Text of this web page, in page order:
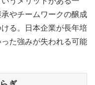
やチームワークの醸成
る。日本企業が長年培
た強みが失われる可能